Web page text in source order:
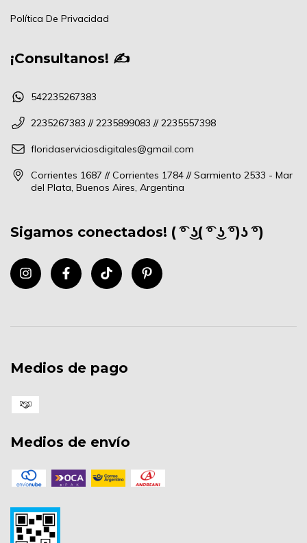
Política De Privacidad
¡Consultanos! ✍
542235267383
2235267383 // 2235899083 // 2235557398
floridaserviciosdigitales@gmail.com
Corrientes 1687 // Corrientes 1784 // Sarmiento 2533 - Mar
del Plata, Buenos Aires, Argentina
Sigamos conectados! ( ͡° ͜ʖ( ͡° ͜ʖ ͡°)ʖ ͡°)
Medios de pago
Medios de envío